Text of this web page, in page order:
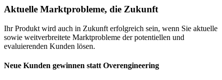
Aktuelle Marktprobleme, die Zukunft
Ihr Produkt wird auch in Zukunft erfolgreich sein, wenn Sie aktuelle
sowie weitverbreitete Marktprobleme der potentiellen und
evaluierenden Kunden lösen.
Neue Kunden gewinnen statt Overengineering